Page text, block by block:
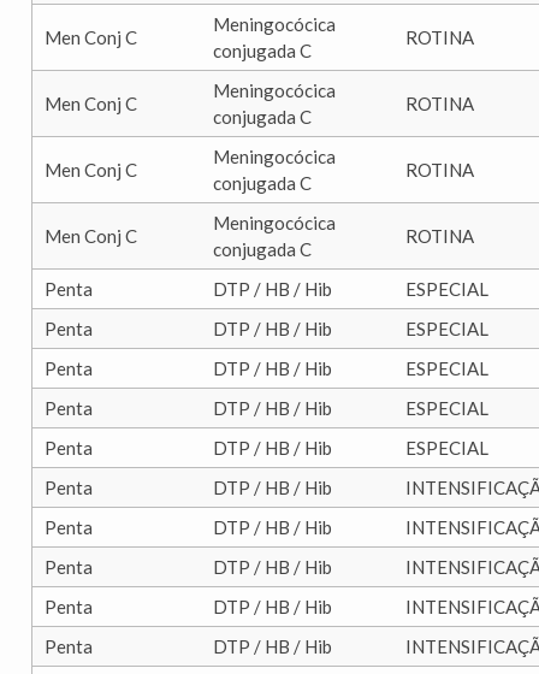
Men Conj C
Meningocócica
conjugada C
ROTINA
Men Conj C
Meningocócica
conjugada C
ROTINA
Men Conj C
Meningocócica
conjugada C
ROTINA
Men Conj C
Meningocócica
conjugada C
ROTINA
Penta DTP / HB / Hib
ESPECIAL
Penta
DTP / HB / Hib
ESPECIAL
Penta
DTP / HB / Hib
ESPECIAL
Penta
DTP / HB / Hib
ESPECIAL
Penta
DTP / HB / Hib
ESPECIAL
Penta
DTP / HB / Hib
Penta
DTP / HB / Hib
Penta
DTP / HB / Hib
Penta
DTP / HB / Hib
Penta
DTP / HB / Hib